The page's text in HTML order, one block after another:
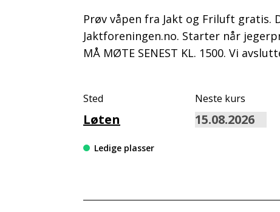
Prøv våpen fra Jakt og Friluft
Jaktforeningen.no. Starter når
MÅ MØTE SENEST KL. 1500. Vi
Sted
Løten
Neste kurs
Ledige plasser